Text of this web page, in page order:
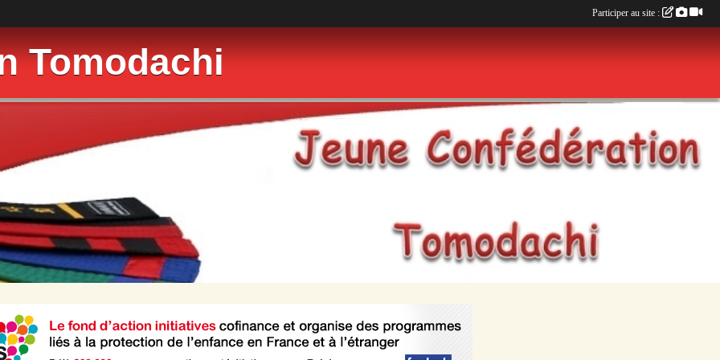
Tomodachi
Participer au site :